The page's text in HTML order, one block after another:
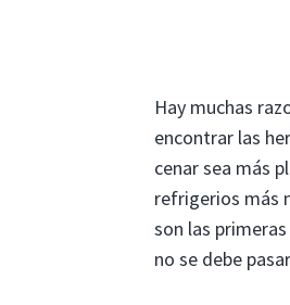
Hay muchas
encontrar las
cenar sea más
refrigerios más
son las
no se debe